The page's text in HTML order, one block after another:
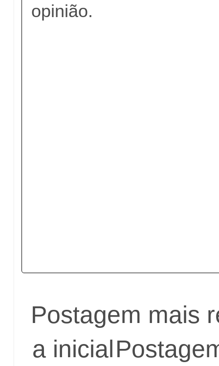
opinião.
Postagem mais
a inicial